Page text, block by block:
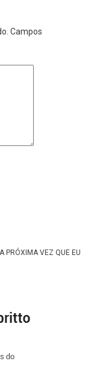
Campos
PRÓXIMA VEZ QUE EU